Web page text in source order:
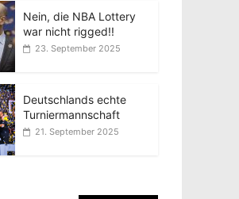
Nein, die NBA Lottery
war nicht rigged!!
23. September 2025
Deutschlands echte
Turniermannschaft
21. September 2025